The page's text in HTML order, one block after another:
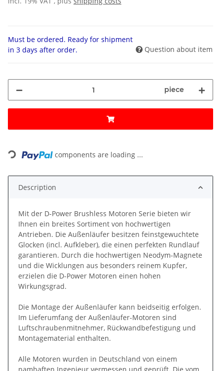
Must be ordered. Ready for shipment
in 3 days after order.
Question about item
piece
Loading... components are loading ...
Description
Mit der D-Power Brushless Motoren Serie bieten wir
Ihnen ein breites Sortiment von hochwertigen
Antrieben. Die Außenläufer besitzen feinstgewuchtete
Glocken (incl. Aufkleber), die einen perfekten Rundlauf
garantieren. Durch die hochwertigen Neodym-Magnete
und die Wicklungen aus besonders reinem Kupfer,
erzielen die D-Power Motoren einen hohen
Wirkungsgrad.
Die Montage der Außenläufer kann beidseitig erfolgen.
Im Lieferumfang der Außenläufer-Motoren sind
Luftschraubenmitnehmer, Rückwandbefestigung und
Montagematerial enthalten.
Alle Motoren wurden in Deutschland von einem